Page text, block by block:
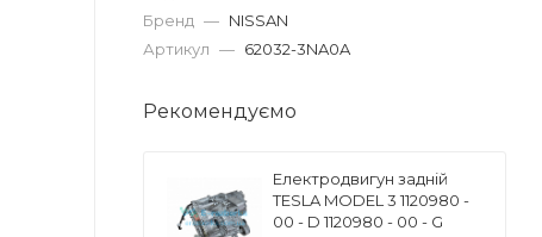
Бренд — NISSAN
Артикул — 62032-3NA0A
Рекомендуємо
Електродвигун задній
TESLA MODEL 3 1120980 -
00 - D 1120980 - 00 - G